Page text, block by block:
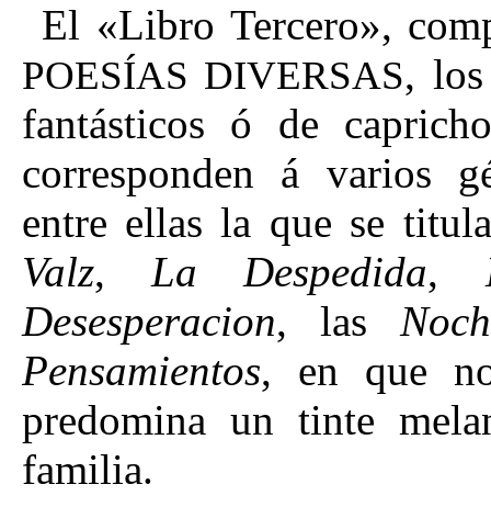
El «Libro Tercero»,
POESÍAS DIVERSAS, los
fantásticos ó de
corresponden á varios
entre ellas la que se
Valz, La Despedida,
Desesperacion, las
Pensamientos, en que
predomina un tinte
familia.